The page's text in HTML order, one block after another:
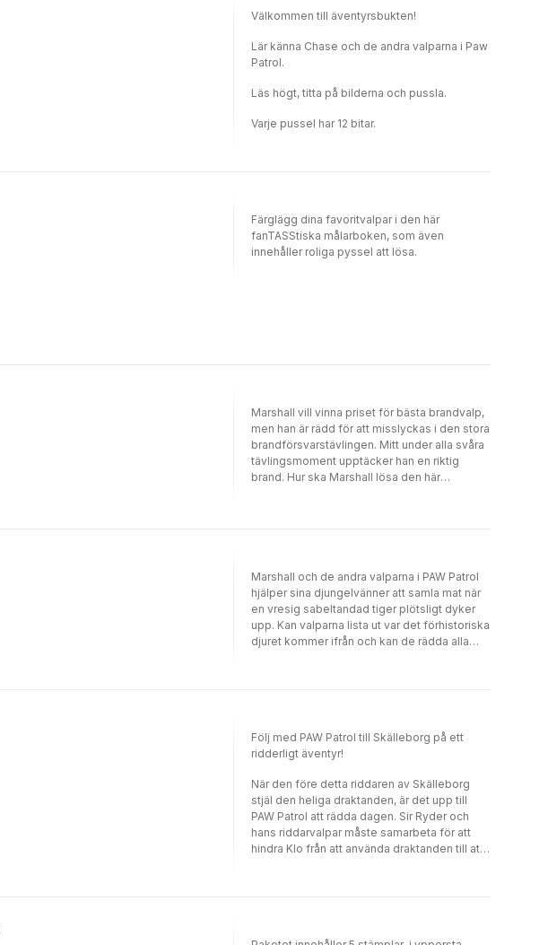
Välkommen till äventyrsbukten!
Lär känna Chase och de andra valparna i Paw
Patrol.
Läs högt, titta på bilderna och pussla.
Varje pussel har 12 bitar.
Färglägg dina favoritvalpar i den här
fanTASStiska målarboken, som även
innehåller roliga pyssel att lösa.
Marshall vill vinna priset för bästa brandvalp,
men han är rädd för att misslyckas i den stora
brandförsvarstävlingen. Mitt under alla svåra
tävlingsmoment upptäcker han en riktig
brand. Hur ska Marshall lösa den här
Marshall och de andra valparna i PAW Patrol
hjälper sina djungelvänner att samla mat när
en vresig sabeltandad tiger plötsligt dyker
upp. Kan valparna lista ut var det förhistoriska
djuret kommer ifrån och kan de rädda alla
Följ med PAW Patrol till Skälleborg på ett
ridderligt äventyr!
När den före detta riddaren av Skälleborg
stjäl den heliga draktanden, är det upp till
PAW Patrol att rädda dagen. Sir Ryder och
hans riddarvalpar måste samarbeta för att
hindra Klo från att använda draktanden till att
är för liten!